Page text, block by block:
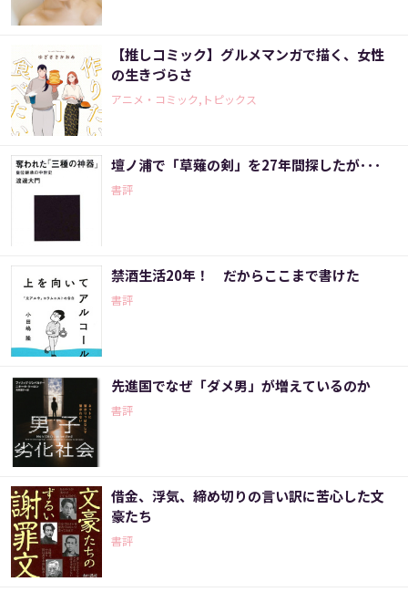
【推しコミック】グルメマンガで描く、女性
の生きづらさ
アニメ・コミック,トピックス
壇ノ浦で「草薙の剣」を27年間探したが･･･
書評
禁酒生活20年！ だからここまで書けた
書評
先進国でなぜ「ダメ男」が増えているのか
書評
借金、浮気、締め切りの言い訳に苦心した文
豪たち
書評